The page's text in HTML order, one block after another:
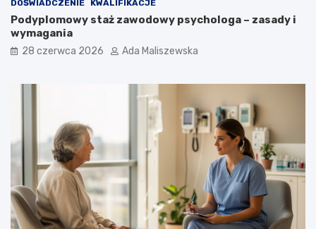
DOŚWIADCZENIE KWALIFIKACJE
Podyplomowy staż zawodowy psychologa – zasady i
wymagania
28 czerwca 2026 Ada Maliszewska